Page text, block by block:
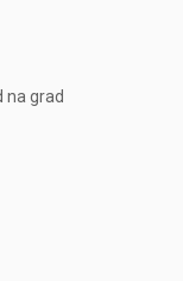
na grad